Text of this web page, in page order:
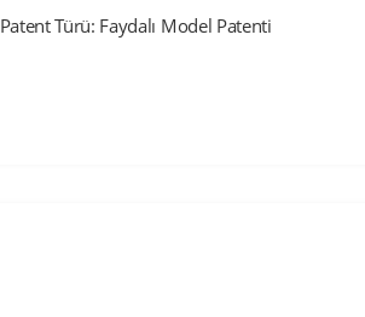
Patent Türü: Faydalı Model Patenti